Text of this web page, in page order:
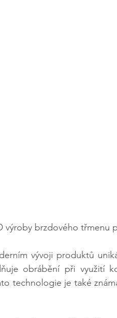
výroby brzdového
vývoji produktů
obrábění při využití
technologie je také